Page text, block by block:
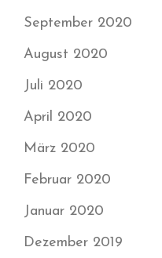
September 2020
August 2020
Juli 2020
April 2020
März 2020
Februar 2020
Januar 2020
Dezember 2019